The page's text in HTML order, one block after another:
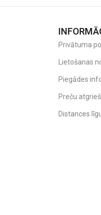
Privātuma
Lietošanas
Piegādes
Preču
Distances